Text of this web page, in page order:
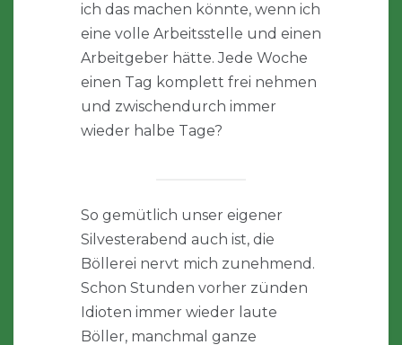
ich das machen könnte, wenn ich
eine volle Arbeitsstelle und einen
Arbeitgeber hätte. Jede Woche
einen Tag komplett frei nehmen
und zwischendurch immer
wieder halbe Tage?
So gemütlich unser eigener
Silvesterabend auch ist, die
Böllerei nervt mich zunehmend.
Schon Stunden vorher zünden
Idioten immer wieder laute
Böller, manchmal ganze